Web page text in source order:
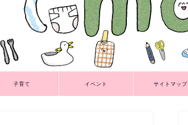
子育て イベント サイトマップ